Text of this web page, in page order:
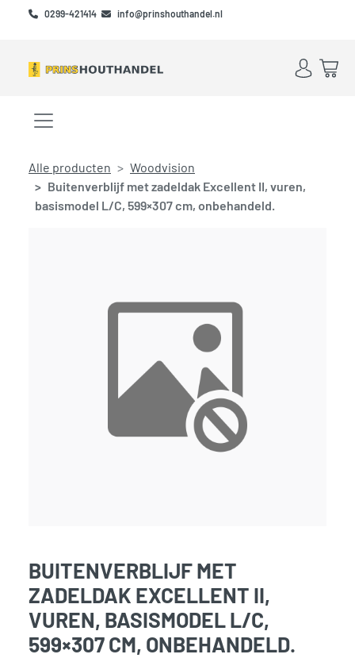
Skip to main content
Skip to footer
0299-421414 info@prinshouthandel.nl
Account
Menu openen/sluiten
Alle producten
Woodvision
Buitenverblijf met zadeldak Excellent II, vuren,
basismodel L/C, 599×307 cm, onbehandeld.
BUITENVERBLIJF MET
ZADELDAK EXCELLENT II,
VUREN, BASISMODEL L/C,
599×307 CM, ONBEHANDELD.